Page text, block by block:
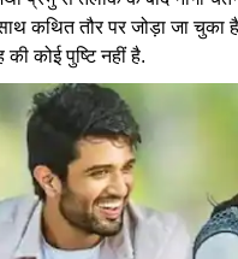
कथित तौर पर जोड़ा जा चुका
की कोई पुष्टि नहीं है.